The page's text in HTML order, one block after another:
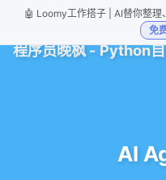
🤖 Loomy工作搭子 | AI替你整
免
程序员晚枫 - Python
AI